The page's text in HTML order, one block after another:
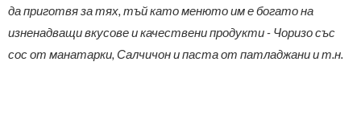
да приготвя за тях, тъй като менюто им е богато на
изненадващи вкусове и качествени продукти - Чоризо със
сос от манатарки, Салчичон и паста от патладжани и т.н.